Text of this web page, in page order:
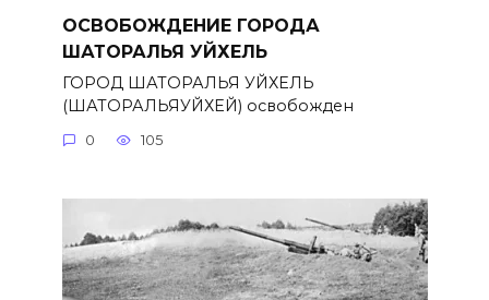
ОСВОБОЖДЕНИЕ ГОРОДА
ШАТОРАЛЬЯ УЙХЕЛЬ
ГОРОД ШАТОРАЛЬЯ УЙХЕЛЬ
(ШАТОРАЛЬЯУЙХЕЙ) освобожден
0 105